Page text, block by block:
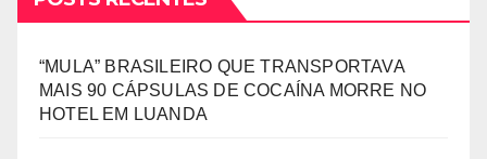
“MULA” BRASILEIRO QUE TRANSPORTAVA
MAIS 90 CÁPSULAS DE COCAÍNA MORRE NO
HOTEL EM LUANDA